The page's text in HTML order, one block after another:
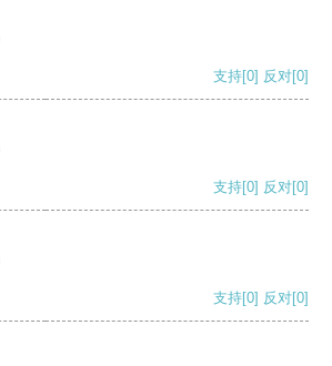
支持[0] 反对[0]
支持[0] 反对[0]
支持[0] 反对[0]